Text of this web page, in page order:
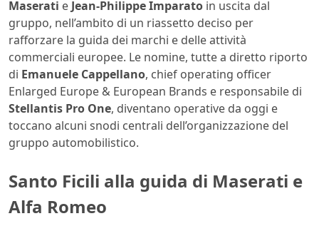
Maserati e Jean-Philippe Imparato in uscita dal
gruppo, nell’ambito di un riassetto deciso per
rafforzare la guida dei marchi e delle attività
commerciali europee. Le nomine, tutte a diretto riporto
di Emanuele Cappellano, chief operating officer
Enlarged Europe & European Brands e responsabile di
Stellantis Pro One, diventano operative da oggi e
toccano alcuni snodi centrali dell’organizzazione del
gruppo automobilistico.
Santo Ficili alla guida di Maserati e
Alfa Romeo